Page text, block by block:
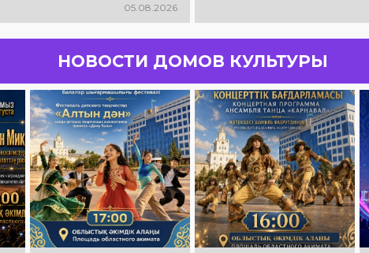
05.08.2026
НОВОСТИ ДОМОВ КУЛЬТУРЫ